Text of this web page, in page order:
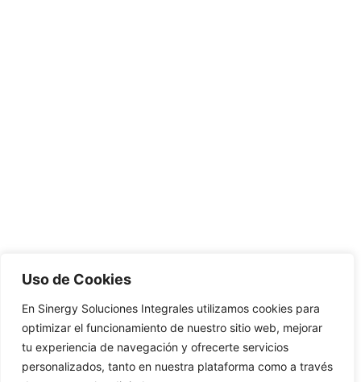
Uso de Cookies
En Sinergy Soluciones Integrales utilizamos cookies para
optimizar el funcionamiento de nuestro sitio web, mejorar
tu experiencia de navegación y ofrecerte servicios
personalizados, tanto en nuestra plataforma como a través